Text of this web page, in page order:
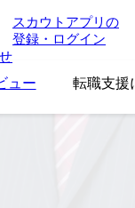
スカウトアプリの
登録・ログイン
ュー 転職支援